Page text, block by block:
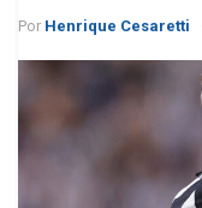
Por Henrique Cesaretti